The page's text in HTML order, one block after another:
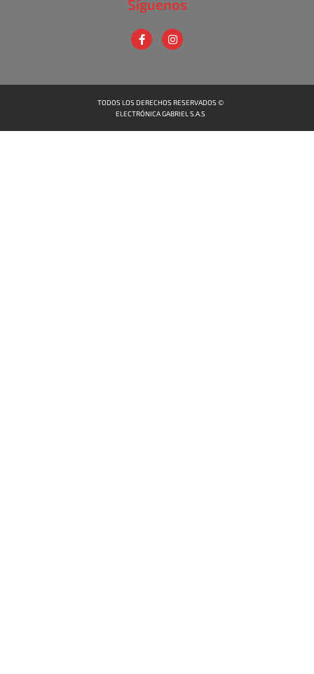
Síguenos
TODOS LOS DERECHOS RESERVADOS ©
ELECTRÓNICA GABRIEL S.A.S